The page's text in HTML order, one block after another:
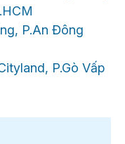
P.An Đông
P.Gò Vấp